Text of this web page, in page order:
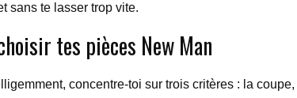
sans te lasser trop vite.
tes pièces New Man
concentre-toi sur trois critères : la